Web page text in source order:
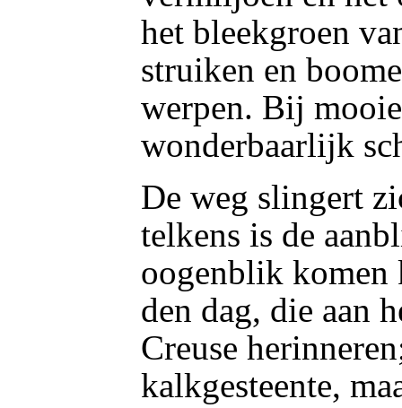
het bleekgroen
struiken en
werpen. Bij
wonderbaarlijk
De weg slingert
telkens is de
oogenblik
den dag, die aan
Creuse
kalkgesteente,